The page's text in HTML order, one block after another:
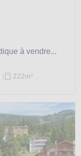
à vendre...
222m2